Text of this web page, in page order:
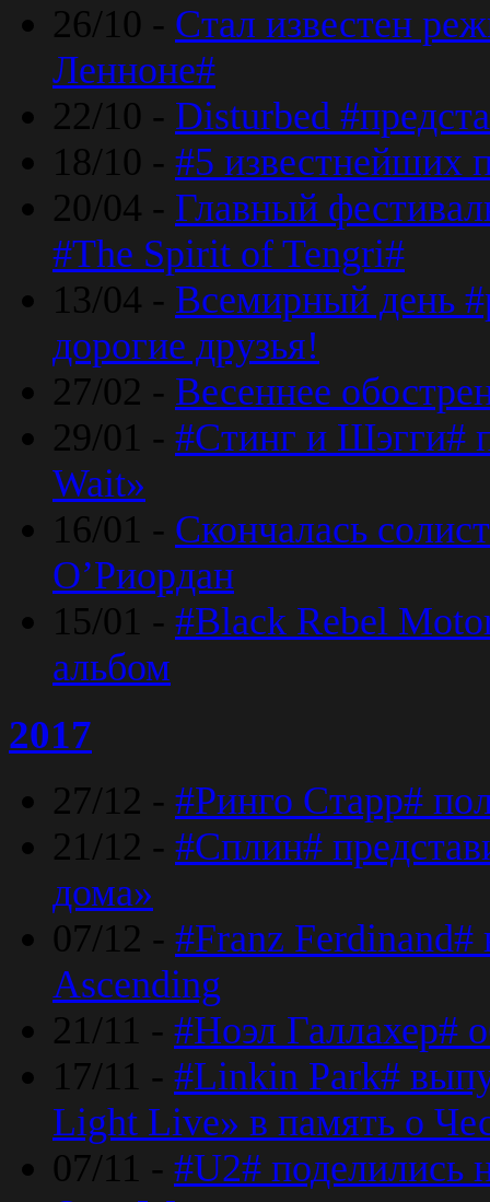
26/10 - Стал известен
Ленноне#
22/10 - Disturbed
18/10 - #5 известнейших
20/04 - Главный
#The Spirit of Tengri#
13/04 - Всемирный день
дорогие друзья!
27/02 - Весеннее
29/01 - #Стинг и Шэгги#
Wait»
16/01 - Скончалась
O’Риордан
15/01 - #Black Rebel
альбом
2017
27/12 - #Ринго Старр#
21/12 - #Сплин#
дома»
07/12 - #Franz
Ascending
21/11 - #Ноэл Галлахер#
17/11 - #Linkin Park#
Light Live» в память о
07/11 - #U2#